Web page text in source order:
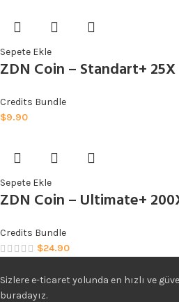
Sepete Ekle
ZDN Coin – Standart+ 25X
Credits Bundle
$9.90
Sepete Ekle
ZDN Coin – Ultimate+
Credits Bundle
$24.90
Sizlere e-ticaret yolunda en hızlı ve
buradayız.